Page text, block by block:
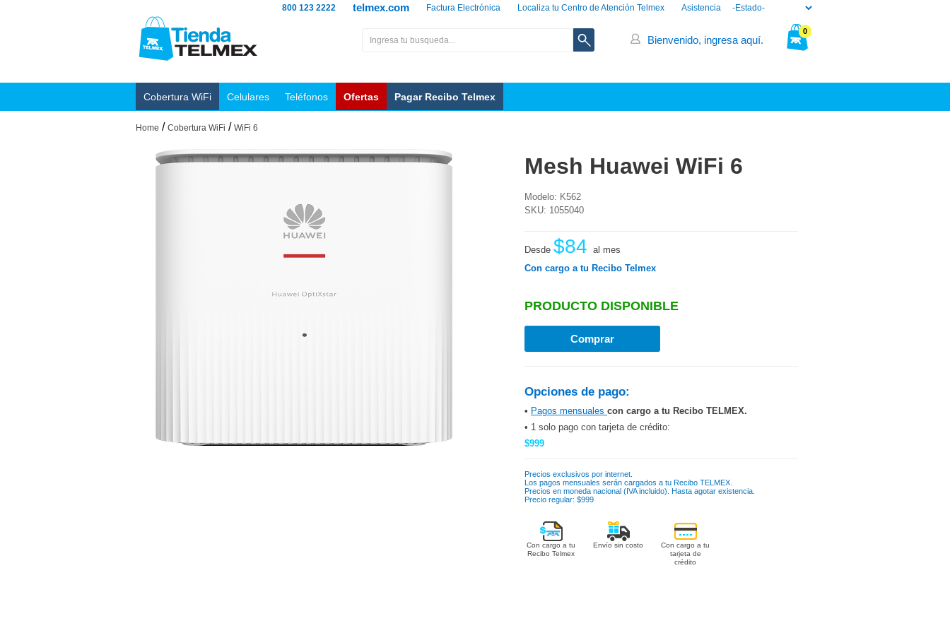
Asistencia
Localiza tu Centro de Atención Telmex
Factura Electrónica
telmex.com
800 123 2222
0
Bienvenido, ingresa aquí.
Cobertura WiFi Celulares Teléfonos Ofertas Pagar Recibo Telmex
Home / Cobertura WiFi / WiFi 6
Mesh Huawei WiFi 6
Modelo: K562
SKU: 1055040
Desde $84 al mes
Con cargo a tu Recibo Telmex
PRODUCTO DISPONIBLE
Opciones de pago:
• Pagos mensuales con cargo a tu Recibo TELMEX.
• 1 solo pago con tarjeta de crédito:
$999
Precios exclusivos por internet.
Los pagos mensuales serán cargados a tu Recibo TELMEX.
Precios en moneda nacional (IVA incluido). Hasta agotar existencia.
Precio regular: $999
Con cargo a tu
Recibo Telmex
Envío sin costo
Con cargo a tu
tarjeta de
crédito